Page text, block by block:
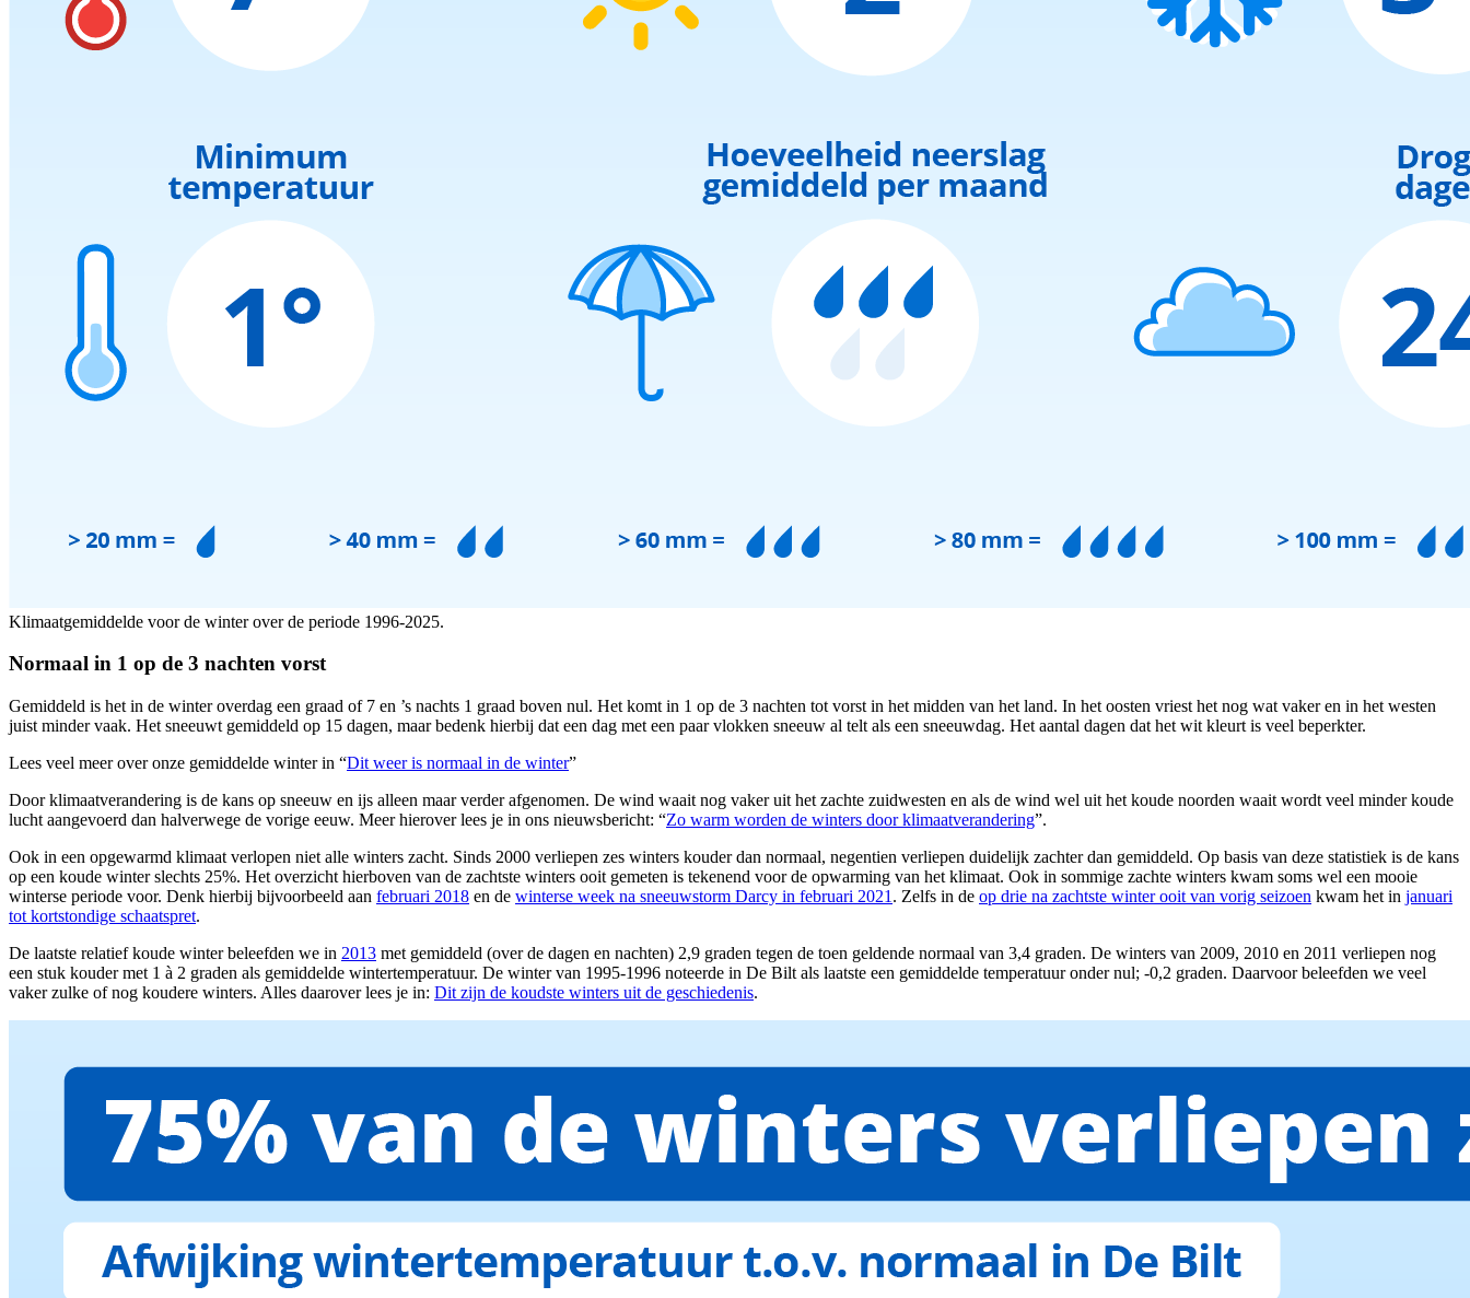
Klimaatgemiddelde voor de winter over de periode 1996-2025.
Normaal in 1 op de 3 nachten vorst
Gemiddeld is het in de winter overdag een graad of 7 en ’s nachts 1 graad boven nul. Het komt in 1 op de 3 nachten tot vorst in het midden van het land. In het oosten vriest het nog wat vaker en in het westen
juist minder vaak. Het sneeuwt gemiddeld op 15 dagen, maar bedenk hierbij dat een dag met een paar vlokken sneeuw al telt als een sneeuwdag. Het aantal dagen dat het wit kleurt is veel beperkter.
Lees veel meer over onze gemiddelde winter in “Dit weer is normaal in de winter”
Door klimaatverandering is de kans op sneeuw en ijs alleen maar verder afgenomen. De wind waait nog vaker uit het zachte zuidwesten en als de wind wel uit het koude noorden waait wordt veel minder koude
lucht aangevoerd dan halverwege de vorige eeuw. Meer hierover lees je in ons nieuwsbericht: “Zo warm worden de winters door klimaatverandering”.
Ook in een opgewarmd klimaat verlopen niet alle winters zacht. Sinds 2000 verliepen zes winters kouder dan normaal, negentien verliepen duidelijk zachter dan gemiddeld. Op basis van deze statistiek is de kans
op een koude winter slechts 25%. Het overzicht hierboven van de zachtste winters ooit gemeten is tekenend voor de opwarming van het klimaat. Ook in sommige zachte winters kwam soms wel een mooie
winterse periode voor. Denk hierbij bijvoorbeeld aan februari 2018 en de winterse week na sneeuwstorm Darcy in februari 2021 . Zelfs in de op drie na zachtste winter ooit van vorig seizoen kwam het in januari
tot kortstondige schaatspret.
De laatste relatief koude winter beleefden we in 2013 met gemiddeld (over de dagen en nachten) 2,9 graden tegen de toen geldende normaal van 3,4 graden. De winters van 2009, 2010 en 2011 verliepen nog
een stuk kouder met 1 à 2 graden als gemiddelde wintertemperatuur. De winter van 1995-1996 noteerde in De Bilt als laatste een gemiddelde temperatuur onder nul; -0,2 graden. Daarvoor beleefden we veel
vaker zulke of nog koudere winters. Alles daarover lees je in: Dit zijn de koudste winters uit de geschiedenis.